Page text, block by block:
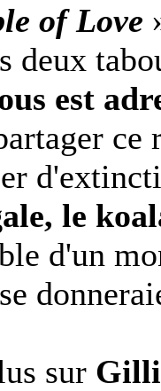
of Love
deux
est
ce
le
d'un
sur